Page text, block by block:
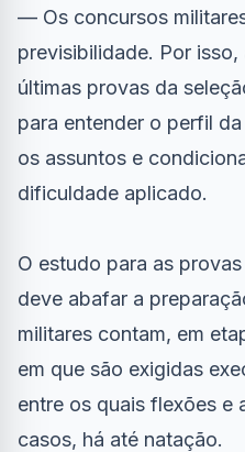
— Os concursos
previsibilidade. Por
últimas provas da
para entender o perfil
os assuntos e
dificuldade aplicado.
O estudo para as
deve abafar a
militares contam, em
em que são exigidas
entre os quais flexões e
casos, há até natação.